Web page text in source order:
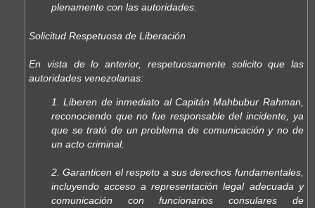
plenamente con las autoridades.
Solicitud Respetuosa de Liberación
En vista de lo anterior, respetuosamente solicito que las
autoridades venezolanas:
1. Liberen de inmediato al Capitán Mahbubur Rahman,
reconociendo que no fue responsable del incidente, ya
que se trató de un problema de comunicación y no de
un acto criminal.
2. Garanticen el respeto a sus derechos fundamentales,
incluyendo acceso a representación legal adecuada y
comunicación con funcionarios consulares de